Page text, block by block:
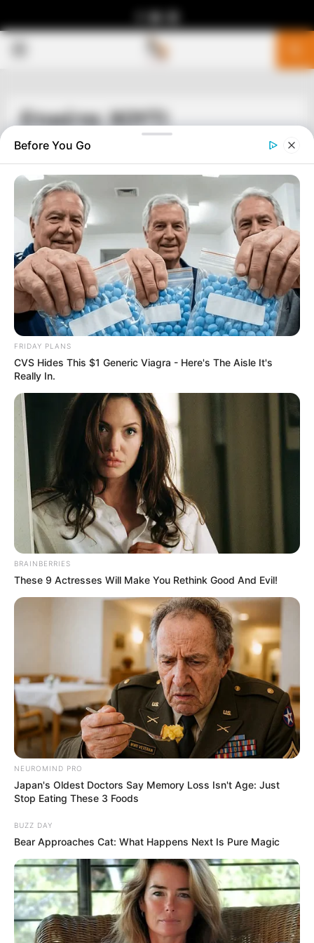
Ετικέτα: ΧΟΥΤΙ
ΔΙΕΘΝΗ
Ιρανικό πολεμικό πλοίο εισήλθε στην
Ερυθρά Θάλασσα – Η πορεία προς τον 3ο
Παγκόσμιο Πόλεμο
Ένα ιρανικό πολεμικό πλοίο εισήλθε στην Ερυθρά Θάλασσα
καθώς οι πληρεξούσιοι συνεχίζουν τις επιθέσεις.. Οι
πολεμικές εντάσεις κλιμακώνονται γρήγορα καθώς ένα
ιρανικό πολεμικό πλοίο εισήλθε...
ΔΙΕΘΝΗ
Φαίνεται ότι κάτι θα γίνει.
Φαίνεται ότι κάτι θα γίνει... Οι χώρες της δύσης, ειδικά οι
ΗΠΑ , το Ηνωμένο Βασίλειο, η Γαλλία και η Γερμανία, καλούν
Before You Go
FRIDAY PLANS
CVS Hides This $1 Generic Viagra - Here's The Aisle It's
Really In.
BRAINBERRIES
These 9 Actresses Will Make You Rethink Good And Evil!
NEUROMIND PRO
Japan's Oldest Doctors Say Memory Loss Isn't Age: Just
Stop Eating These 3 Foods
BUZZ DAY
Bear Approaches Cat: What Happens Next Is Pure Magic